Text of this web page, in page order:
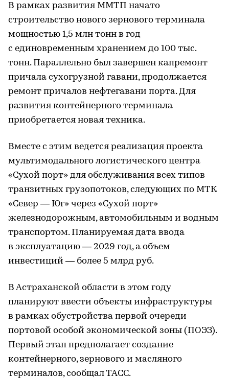
В рамках развития ММТП начато
строительство нового зернового терминала
мощностью 1,5 млн тонн в год
с единовременным хранением до 100 тыс.
тонн. Параллельно был завершен капремонт
причала сухогрузной гавани, продолжается
ремонт причалов нефтегавани порта. Для
развития контейнерного терминала
приобретается новая техника.
Вместе с этим ведется реализация проекта
мультимодального логистического центра
«Сухой порт» для обслуживания всех типов
транзитных грузопотоков, следующих по МТК
«Север — Юг» через «Сухой порт»
железнодорожным, автомобильным и водным
транспортом. Планируемая дата ввода
в эксплуатацию — 2029 год, а объем
инвестиций — более 5 млрд руб.
В Астраханской области в этом году
планируют ввести объекты инфраструктуры
в рамках обустройства первой очереди
портовой особой экономической зоны (ПОЭЗ).
Первый этап предполагает создание
контейнерного, зернового и масляного
терминалов, сообщал ТАСС.